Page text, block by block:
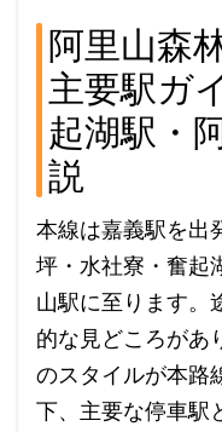
阿里山森
主要駅ガ
起湖駅・
説
本線は嘉義駅を出
坪・水社寮・奮起
山駅に至ります。
的な見どころがあ
のスタイルが本路
下、主要な停車駅